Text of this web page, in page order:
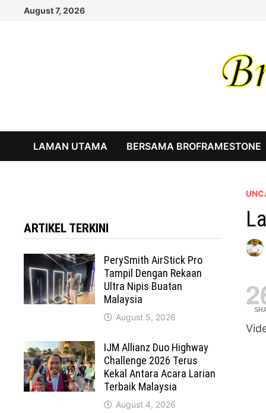
August 7, 2026
LAMAN UTAMA BERSAMA BROFRAMESTONE
ARTIKEL TERKINI
PerySmith AirStick Pro
Tampil Dengan Rekaan
Ultra Nipis Buatan
Malaysia
August 5, 2026
IJM Allianz Duo Highway
Challenge 2026 Terus
Kekal Antara Acara Larian
Terbaik Malaysia
August 4, 2026